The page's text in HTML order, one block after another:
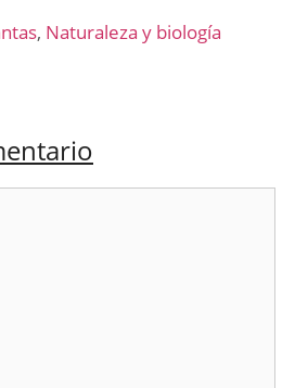
, Naturaleza y biología